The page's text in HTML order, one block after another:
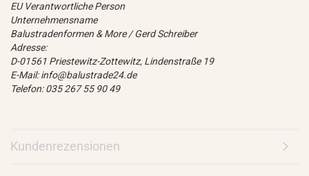
EU Verantwortliche Person
Unternehmensname
Balustradenformen & More / Gerd Schreiber
Adresse:
D-01561 Priestewitz-Zottewitz, Lindenstraße 19
E-Mail: info@balustrade24.de
Telefon: 035 267 55 90 49
Kundenrezensionen